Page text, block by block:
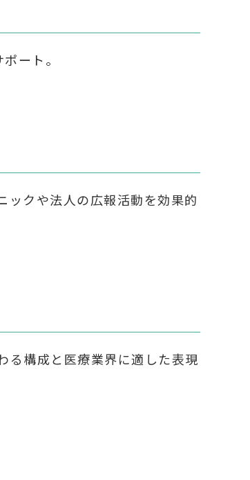
ート。
クや法人の広報活動を効果的
る構成と医療業界に適した表現